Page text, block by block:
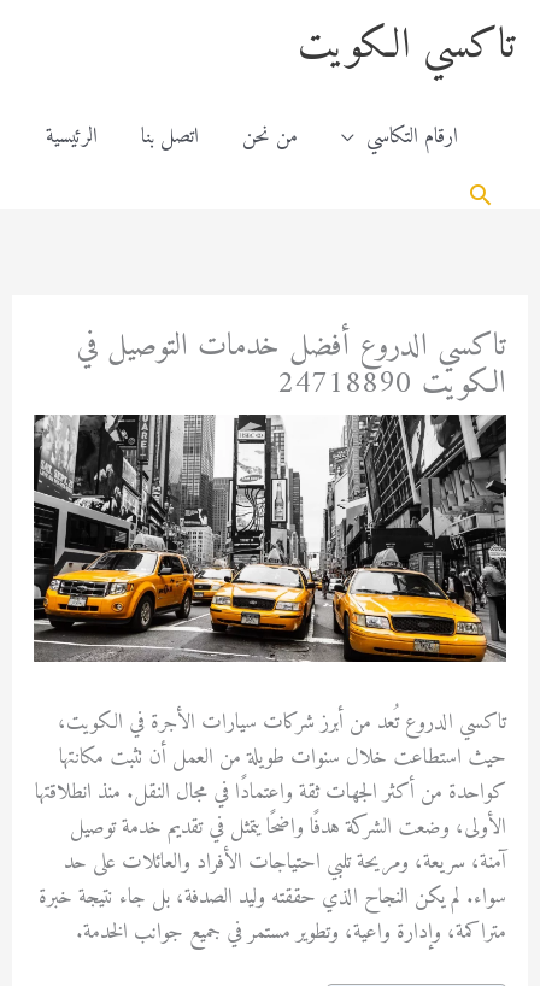
content
تخطيتاكسي الكويت
ارقام التكاسي من نحن اتصل بنا الرئيسية
البحث
تاكسي الدروع أفضل خدمات التوصيل في
الكويت 24718890
تاكسي الدروع تُعد من أبرز شركات سيارات الأجرة في الكويت،
حيث استطاعت خلال سنوات طويلة من العمل أن تثبت مكانتها
كواحدة من أكثر الجهات ثقة واعتمادًا في مجال النقل. منذ انطلاقتها
الأولى، وضعت الشركة هدفًا واضحًا يتمثل في تقديم خدمة توصيل
آمنة، سريعة، ومريحة تلبي احتياجات الأفراد والعائلات على حد
سواء. لم يكن النجاح الذي حققته وليد الصدفة، بل جاء نتيجة خبرة
متراكمة، وإدارة واعية، وتطوير مستمر في جميع جوانب الخدمة.